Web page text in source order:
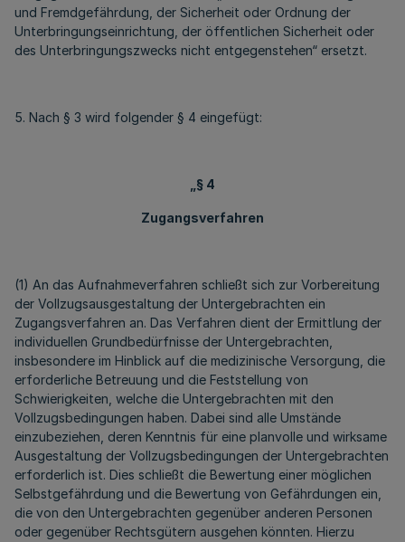
und Fremdgefährdung, der Sicherheit oder Ordnung der
Unterbringungseinrichtung, der öffentlichen Sicherheit oder
des Unterbringungszwecks nicht entgegenstehen“ ersetzt.
5. Nach § 3 wird folgender § 4 eingefügt:
„§ 4
Zugangsverfahren
(1) An das Aufnahmeverfahren schließt sich zur Vorbereitung
der Vollzugsausgestaltung der Untergebrachten ein
Zugangsverfahren an. Das Verfahren dient der Ermittlung der
individuellen Grundbedürfnisse der Untergebrachten,
insbesondere im Hinblick auf die medizinische Versorgung, die
erforderliche Betreuung und die Feststellung von
Schwierigkeiten, welche die Untergebrachten mit den
Vollzugsbedingungen haben. Dabei sind alle Umstände
einzubeziehen, deren Kenntnis für eine planvolle und wirksame
Ausgestaltung der Vollzugsbedingungen der Untergebrachten
erforderlich ist. Dies schließt die Bewertung einer möglichen
Selbstgefährdung und die Bewertung von Gefährdungen ein,
die von den Untergebrachten gegenüber anderen Personen
oder gegenüber Rechtsgütern ausgehen könnten. Hierzu